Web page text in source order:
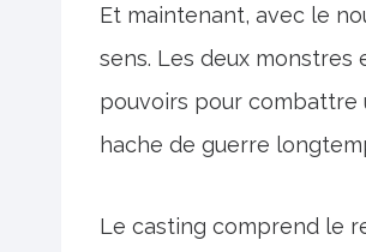
Et maintenant, avec le
sens. Les deux
pouvoirs pour combattre
hache de guerre
Le casting comprend le